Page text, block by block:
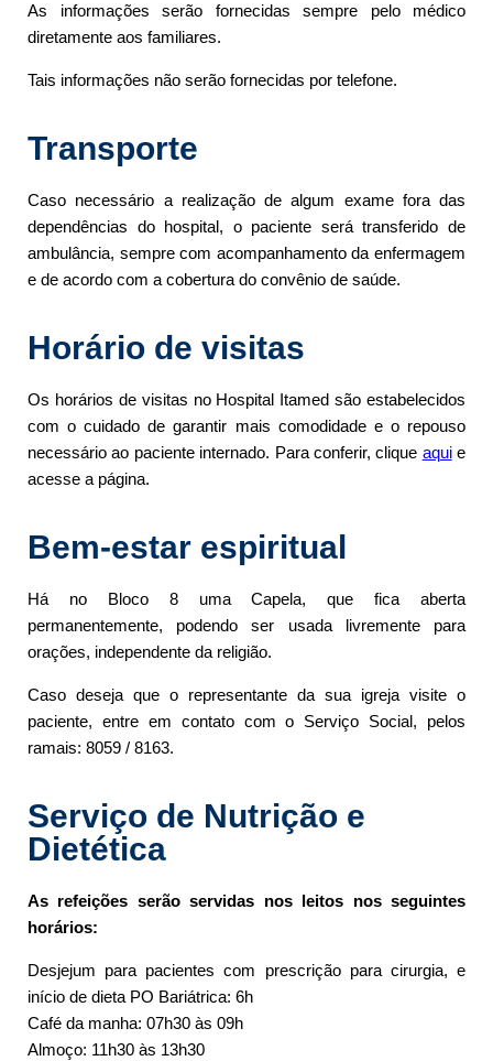
As informações serão fornecidas sempre pelo médico
diretamente aos familiares.
Tais informações não serão fornecidas por telefone.
Transporte
Caso necessário a realização de algum exame fora das
dependências do hospital, o paciente será transferido de
ambulância, sempre com acompanhamento da enfermagem
e de acordo com a cobertura do convênio de saúde.
Horário de visitas
Os horários de visitas no Hospital Itamed são estabelecidos
com o cuidado de garantir mais comodidade e o repouso
necessário ao paciente internado. Para conferir, clique aqui e
acesse a página.
Bem-estar espiritual
Há no Bloco 8 uma Capela, que fica aberta
permanentemente, podendo ser usada livremente para
orações, independente da religião.
Caso deseja que o representante da sua igreja visite o
paciente, entre em contato com o Serviço Social, pelos
ramais: 8059 / 8163.
Serviço de Nutrição e
Dietética
As refeições serão servidas nos leitos nos seguintes
horários:
Desjejum para pacientes com prescrição para cirurgia, e
início de dieta PO Bariátrica: 6h
Café da manha: 07h30 às 09h
Almoço: 11h30 às 13h30